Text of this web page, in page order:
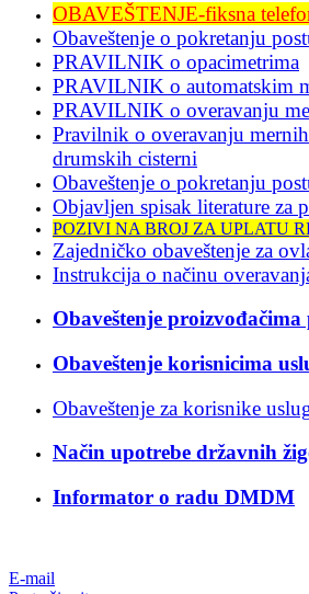
OBAVEŠTENJE-fiksna
Obaveštenje o pokretanju
PRAVILNIK o opacimetrima
PRAVILNIK o automatskim
PRAVILNIK o overavanju
Pravilnik o overavanju
drumskih cisterni
Obaveštenje o pokretanju
Objavljen spisak literature za
POZIVI NA BROJ ZA UPLATU
Zajedničko obaveštenje za
Instrukcija o načinu
Obaveštenje
Obaveštenje korisnicima
Obaveštenje za korisnike
Način upotrebe državnih
Informator o radu DMDM
E-mail